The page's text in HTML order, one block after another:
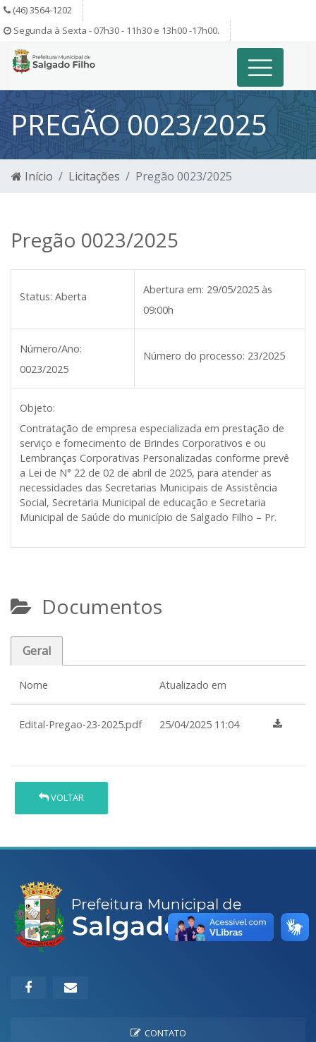
(46) 3564-1202
Segunda à Sexta - 07h30 - 11h30 e 13h00 -17h00.
PREGÃO 0023/2025
Início Licitações Pregão 0023/2025
Pregão 0023/2025
Status: Aberta
Abertura em: 29/05/2025 às
09:00h
Número/Ano:
0023/2025
Número do processo: 23/2025
Objeto:
Contratação de empresa especializada em prestação de
serviço e fornecimento de Brindes Corporativos e ou
Lembranças Corporativas Personalizadas conforme prevê
a Lei de N° 22 de 02 de abril de 2025, para atender as
necessidades das Secretarias Municipais de Assistência
Social, Secretaria Municipal de educação e Secretaria
Municipal de Saúde do município de Salgado Filho – Pr.
Documentos
Geral
Nome Atualizado em
Edital-Pregao-23-2025.pdf 25/04/2025 11:04
VOLTAR
CONTATO